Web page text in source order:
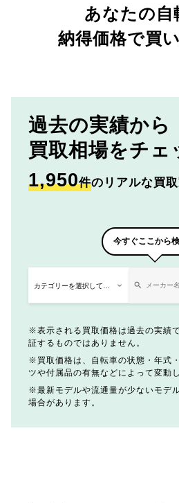
あなたの自
納得価格で買
過去の実績から
買取相場をチェ
1,950件のリアルな買
今すぐここから検
表示される買取価格は過去の実績
証するものではありません。
買取価格は、自転車の状態・年式
ツや付属品の有無などによって変動
最新モデルや流通量が少ないモデ
場合があります。